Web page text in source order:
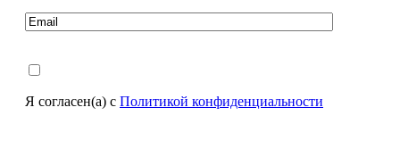
Я согласен(а) с Политикой конфиденциальности